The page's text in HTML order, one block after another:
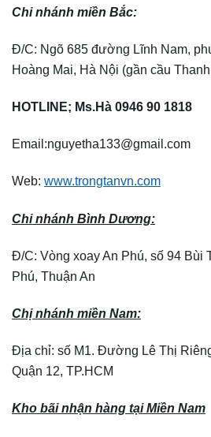
Chi nhánh miền Bắc:
Đ/C: Ngõ 685 đường Lĩnh Nam,
Hoàng Mai, Hà Nội (gần cầu
HOTLINE; Ms.Hà 0946 90 1818
Email:nguyetha133@gmail.com
Web: www.trongtanvn.com
Chi nhánh Bình Dương:
Đ/C: Vòng xoay An Phú, số 94 Bùi
Phú, Thuận An
Chị nhánh miền Nam:
Địa chỉ: số M1. Đường Lê Thị
Quận 12, TP.HCM
Kho bãi nhận hàng tại Miền Nam